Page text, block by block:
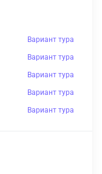
Вариант тура
Вариант тура
Вариант тура
Вариант тура
Вариант тура